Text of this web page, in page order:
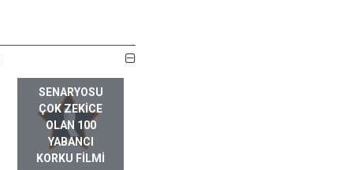
SENARYOSU
ÇOK ZEKICE
OLAN 100
YABANCI
KORKU FILMI